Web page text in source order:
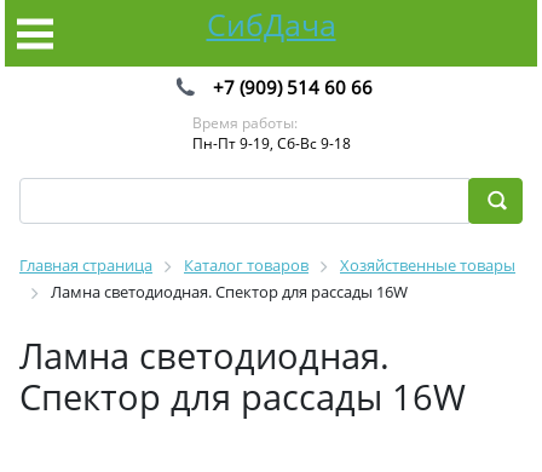
СибДача
+7 (909) 514 60 66
Время работы:
Пн-Пт 9-19, Сб-Вс 9-18
Главная страница Каталог товаров
Хозяйственные товары
Ламна светодиодная. Спектор для рассады 16W
Ламна светодиодная.
Спектор для рассады 16W